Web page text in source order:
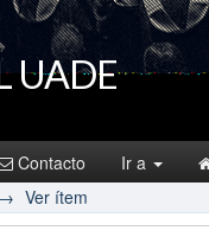
UADE
Contacto Ir a
→ Ver ítem